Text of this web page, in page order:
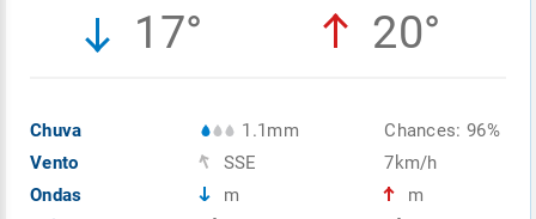
17° 20°
Chuva
Vento
Ondas
1.1mm
SSE
m
Chances: 96%
7km/h
m